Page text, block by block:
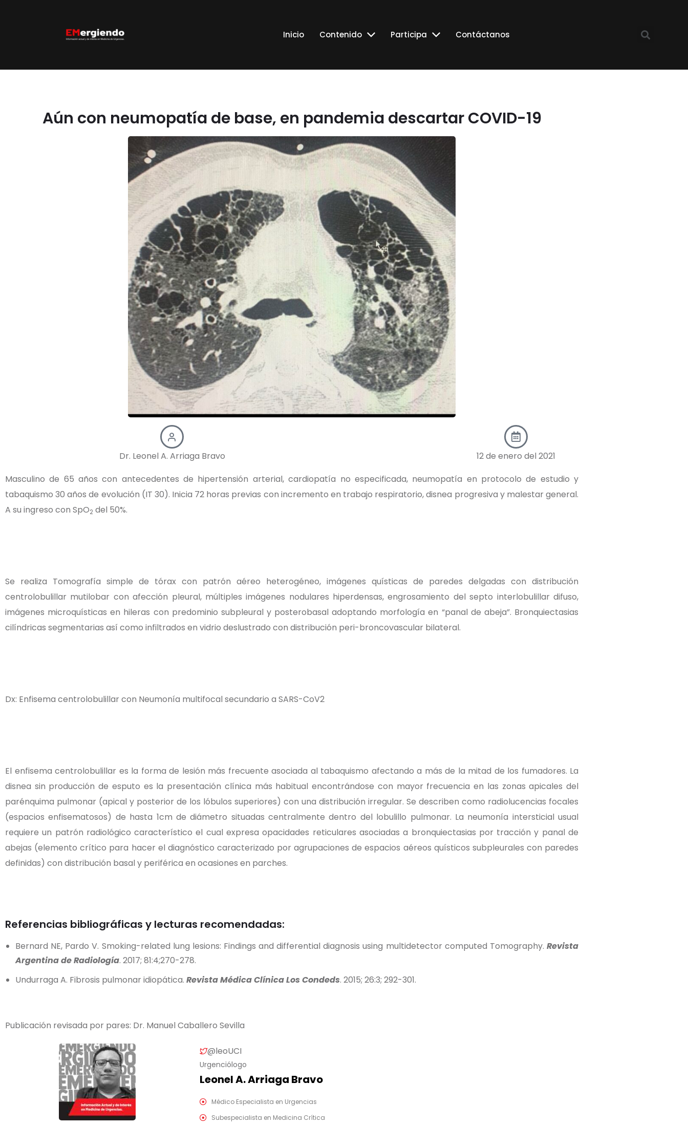
Inicio Contenido Participa Contáctanos
Aún con neumopatía de base, en pandemia descartar COVID-19
Dr. Leonel A. Arriaga Bravo
12 de enero del 2021
Masculino de 65 años con antecedentes de hipertensión arterial, cardiopatía no especificada, neumopatía en protocolo de estudio y
tabaquismo 30 años de evolución (IT 30). Inicia 72 horas previas con incremento en trabajo respiratorio, disnea progresiva y malestar general.
A su ingreso con SpO2 del 50%.
Se realiza Tomografía simple de tórax con patrón aéreo heterogéneo, imágenes quísticas de paredes delgadas con distribución
centrolobulillar mutilobar con afección pleural, múltiples imágenes nodulares hiperdensas, engrosamiento del septo interlobulillar difuso,
imágenes microquísticas en hileras con predominio subpleural y posterobasal adoptando morfología en “panal de abeja”. Bronquiectasias
cilíndricas segmentarias así como infiltrados en vidrio deslustrado con distribución peri-broncovascular bilateral.
Dx: Enfisema centrolobulillar con Neumonía multifocal secundario a SARS-CoV2
El enfisema centrolobulillar es la forma de lesión más frecuente asociada al tabaquismo afectando a más de la mitad de los fumadores. La
disnea sin producción de esputo es la presentación clínica más habitual encontrándose con mayor frecuencia en las zonas apicales del
parénquima pulmonar (apical y posterior de los lóbulos superiores) con una distribución irregular. Se describen como radiolucencias focales
(espacios enfisematosos) de hasta 1cm de diámetro situadas centralmente dentro del lobulillo pulmonar. La neumonía intersticial usual
requiere un patrón radiológico característico el cual expresa opacidades reticulares asociadas a bronquiectasias por tracción y panal de
abejas (elemento crítico para hacer el diagnóstico caracterizado por agrupaciones de espacios aéreos quísticos subpleurales con paredes
definidas) con distribución basal y periférica en ocasiones en parches.
Referencias bibliográficas y lecturas recomendadas:
Bernard NE, Pardo V. Smoking-related lung lesions: Findings and differential diagnosis using multidetector computed Tomography. Revista
Argentina de Radiología. 2017; 81:4;270-278.
Undurraga A. Fibrosis pulmonar idiopática. Revista Médica Clínica Los Condeds. 2015; 26:3; 292-301.
Publicación revisada por pares: Dr. Manuel Caballero Sevilla
@leoUCI
Urgenciólogo
Leonel A. Arriaga Bravo
Médico Especialista en Urgencias
Subespecialista en Medicina Crítica